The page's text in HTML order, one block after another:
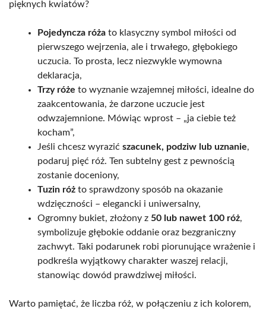
pięknych kwiatów?
Pojedyncza róża to klasyczny symbol miłości od
pierwszego wejrzenia, ale i trwałego, głębokiego
uczucia. To prosta, lecz niezwykle wymowna
deklaracja,
Trzy róże to wyznanie wzajemnej miłości, idealne do
zaakcentowania, że darzone uczucie jest
odwzajemnione. Mówiąc wprost – „ja ciebie też
kocham”,
Jeśli chcesz wyrazić szacunek, podziw lub uznanie,
podaruj pięć róż. Ten subtelny gest z pewnością
zostanie doceniony,
Tuzin róż to sprawdzony sposób na okazanie
wdzięczności – elegancki i uniwersalny,
Ogromny bukiet, złożony z 50 lub nawet 100 róż,
symbolizuje głębokie oddanie oraz bezgraniczny
zachwyt. Taki podarunek robi piorunujące wrażenie i
podkreśla wyjątkowy charakter waszej relacji,
stanowiąc dowód prawdziwej miłości.
Warto pamiętać, że liczba róż, w połączeniu z ich kolorem,